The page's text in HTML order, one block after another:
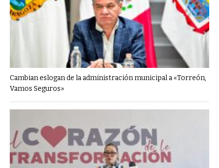
Cambian eslogan de la administración municipal a «Torreón,
Vamos Seguros»